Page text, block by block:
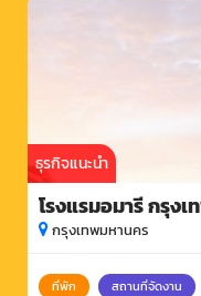
ธุรกิจแนะนำ
กรุงเทพมหานคร
ที่พัก สถานที่จัดงาน